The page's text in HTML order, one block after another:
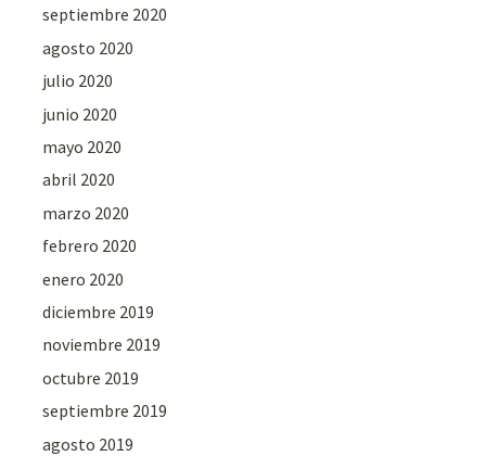
septiembre 2020
agosto 2020
julio 2020
junio 2020
mayo 2020
abril 2020
marzo 2020
febrero 2020
enero 2020
diciembre 2019
noviembre 2019
octubre 2019
septiembre 2019
agosto 2019